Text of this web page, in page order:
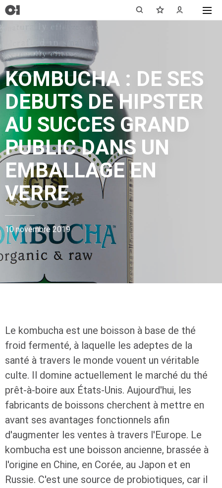
KOMBUCHA : DE SES
DEBUTS DE HIPSTER
AU SUCCES GRAND
PUBLIC DANS UN
EMBALLAGE EN
VERRE
10 novembre 2019
Le kombucha est une boisson à base de thé
froid fermenté, à laquelle les adeptes de la
santé à travers le monde vouent un véritable
culte. Il domine actuellement le marché du thé
prêt-à-boire aux États-Unis. Aujourd'hui, les
fabricants de boissons cherchent à mettre en
avant ses avantages fonctionnels afin
d'augmenter les ventes à travers l'Europe. Le
kombucha est une boisson ancienne, brassée à
l'origine en Chine, en Corée, au Japon et en
Russie. C'est une source de probiotiques, car il